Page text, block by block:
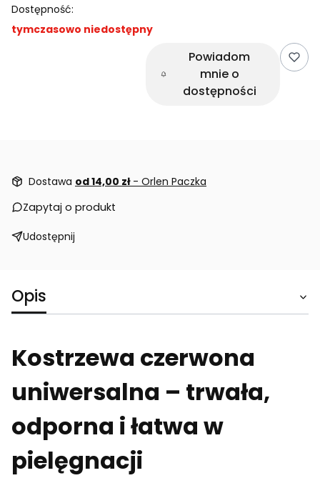
Dostępność:
tymczasowo niedostępny
Powiadom
mnie o
dostępności
Dostawa od 14,00 zł - Orlen Paczka
Zapytaj o produkt
Udostępnij
Opis
Kostrzewa czerwona
uniwersalna – trwała,
odporna i łatwa w
pielęgnacji